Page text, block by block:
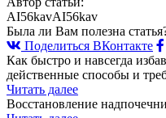
AI56kavAI56kav
Была ли Вам полезна
Поделиться ВКонтакте
Как быстро и навсегда
действенные способы и
Читать далее
Восстановление